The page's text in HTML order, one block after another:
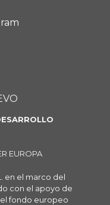
EUROPA
en el marco del
con el apoyo de
fondo europeo